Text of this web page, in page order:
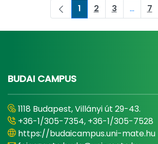
Oldal
1 Oldal
2 Oldal
3 ... 7
BUDAI CAMPUS
1118 Budapest, Villányi út 29-43.
+36-1/305-7354, +36-1/305-7528
https://budaicampus.uni-mate.hu